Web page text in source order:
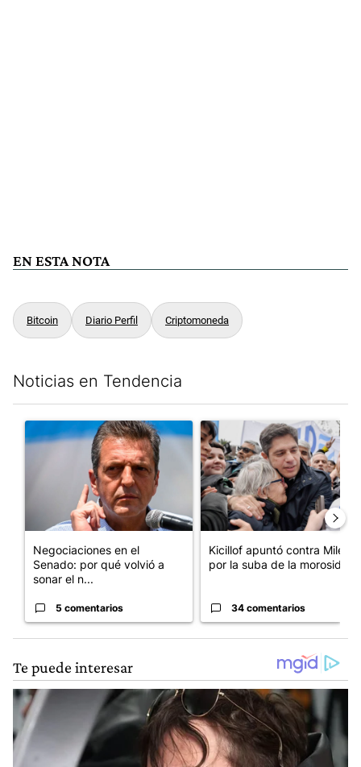
EN ESTA NOTA
Bitcoin Diario Perfil Criptomoneda
Noticias en Tendencia
Un artículo de tendencia con el título "Negociaciones en el
Negociaciones en el
Senado: por qué volvió a
sonar el n...
5 comentarios
Un artículo de tendencia con
Kicillof apuntó contra Milei
por la suba de la morosida...
34 comentarios